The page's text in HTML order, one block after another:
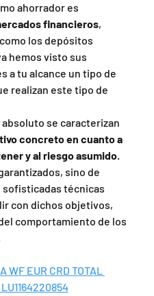
ahorrador es
financieros,
los depósitos
hemos visto sus
a tu alcance un tipo de
realizan este tipo de
se caracterizan
concreto en cuanto a
y al riesgo asumido.
sino de
técnicas
con dichos objetivos,
comportamiento de los
WF EUR CRD TOTAL